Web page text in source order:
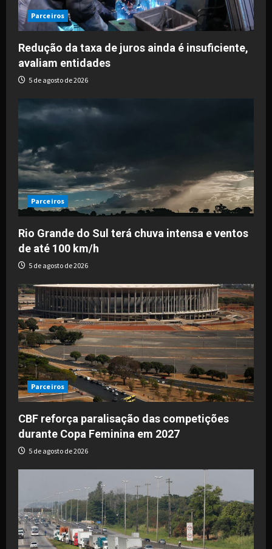
Parceiros
Redução da taxa de juros ainda é insuficiente,
avaliam entidades
5 de agosto de 2026
Parceiros
Rio Grande do Sul terá chuva intensa e ventos
de até 100 km/h
5 de agosto de 2026
Parceiros
CBF reforça paralisação das competições
durante Copa Feminina em 2027
5 de agosto de 2026